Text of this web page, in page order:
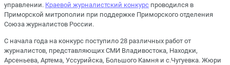
управлении. Краевой журналистский конкурс проводился в
Приморской митрополии при поддержке Приморского отделения
Союза журналистов России.
С начала года на конкурс поступило 28 различных работ от
журналистов, представляющих СМИ Владивостока, Находки,
Арсеньева, Артема, Уссурийска, Большого Камня и с.Чугуевка. Жюри